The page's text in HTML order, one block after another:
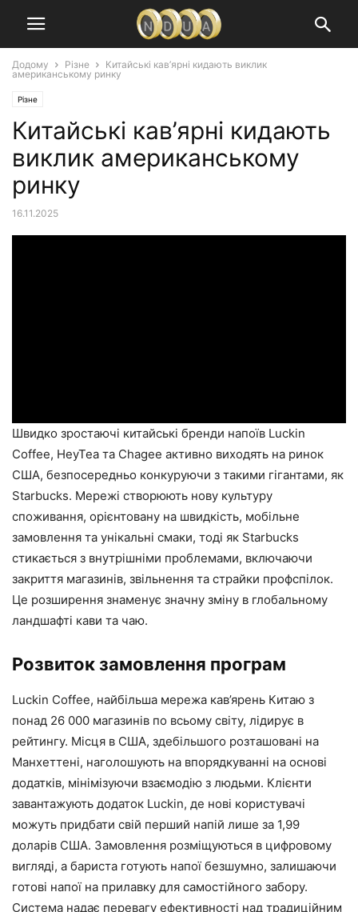
Додому Різне
Китайські кав’ярні кидають виклик
американському ринку
Різне
Китайські кав’ярні кидають
виклик американському
ринку
16.11.2025
Швидко зростаючі китайські бренди напоїв Luckin
Coffee, HeyTea та Chagee активно виходять на ринок
США, безпосередньо конкуруючи з такими гігантами, як
Starbucks. Мережі створюють нову культуру
споживання, орієнтовану на швидкість, мобільне
замовлення та унікальні смаки, тоді як Starbucks
стикається з внутрішніми проблемами, включаючи
закриття магазинів, звільнення та страйки профспілок.
Це розширення знаменує значну зміну в глобальному
ландшафті кави та чаю.
Розвиток замовлення програм
Luckin Coffee, найбільша мережа кав’ярень Китаю з
понад 26 000 магазинів по всьому світу, лідирує в
рейтингу. Місця в США, здебільшого розташовані на
Манхеттені, наголошують на впорядкуванні на основі
додатків, мінімізуючи взаємодію з людьми. Клієнти
завантажують додаток Luckin, де нові користувачі
можуть придбати свій перший напій лише за 1,99
доларів США. Замовлення розміщуються в цифровому
вигляді, а бариста готують напої безшумно, залишаючи
готові напої на прилавку для самостійного забору.
Система надає перевагу ефективності над традиційним